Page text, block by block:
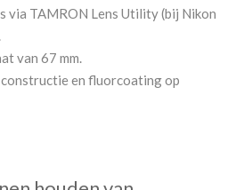
via TAMRON Lens Utility (bij Nikon
van 67 mm.
en fluorcoating op